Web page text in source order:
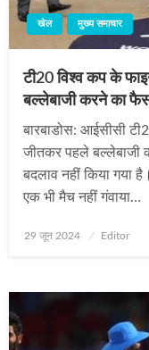
खेल मुख्य समाचार
टी20 विश्व कप के
बल्लेबाजी करने का
बारबाडोस: आईसीसी
जीतकर पहले बल्लेबाजी
बदलाव नहीं किया गया
एक भी मैच नहीं गंवाया…
Posted
29 जून 2024 Editor